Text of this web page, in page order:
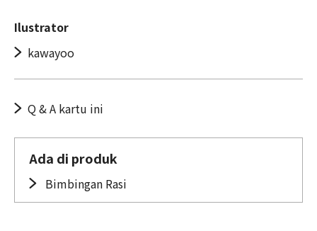
Ilustrator
kawayoo
Q & A kartu ini
Ada di produk
Bimbingan Rasi